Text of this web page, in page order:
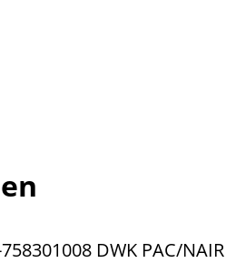
DWK PAC/NAIR